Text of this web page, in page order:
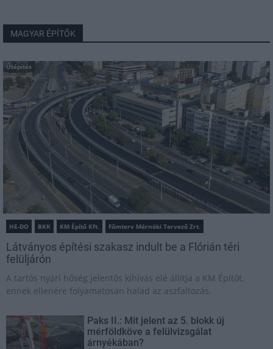
MAGYAR ÉPÍTŐK
Útépítés
HE-DO BKK KM Építő Kft. Főmterv Mérnöki Tervező Zrt.
Látványos építési szakasz indult be a Flórián téri
felüljárón
A tartós nyári hőség jelentős kihívás elé állítja a KM Építőt,
ennek ellenére folyamatosan halad az aszfaltozás.
Paks II.: Mit jelent az 5. blokk új
mérföldköve a felülvizsgálat
árnyékában?